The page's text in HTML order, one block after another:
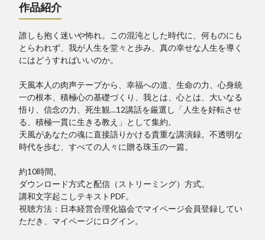
作品紹介
誰しも抱く迷いや怖れ。この混沌とした時代に、何ものにも
とらわれず、我が人生を堂々と歩み、真の幸せな人生を導く
にはどうすればいいのか。
天風本人の肉声テープから、幸福への道、生命の力、心身統
一の根本、積極心の基礎づくり、我とは、心とは、大いなる
悟り、信念の力、死生観…12講話を厳選し「人生を好転させ
る、積極一貫に生きる教え」として集約。
天風があなたの魂に直接語りかける貴重な講演録。不透明な
時代を歩む、すべての人々に贈る珠玉の一篇。
約10時間。
ダウンロード方式と配信（ストリーミング）方式。
講和文字起こしテキストPDF。
視聴方法：日本経営合理化協会でマイページ会員登録してい
ただき、マイページにログイン。